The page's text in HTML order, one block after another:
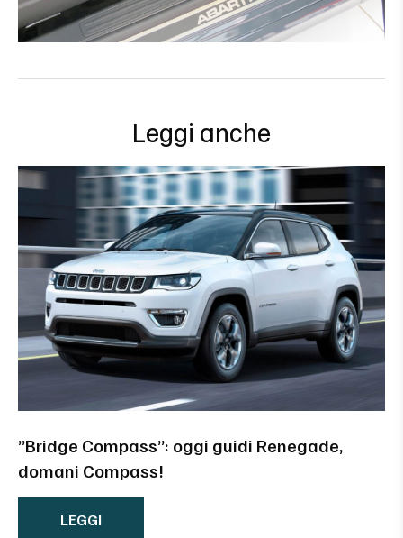
Leggi anche
”Bridge Compass”: oggi guidi Renegade,
domani Compass!
LEGGI